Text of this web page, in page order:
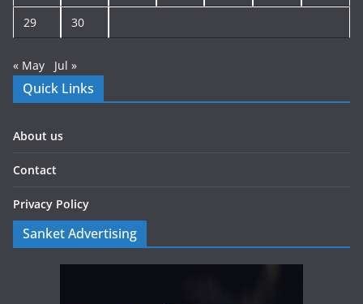
29 30
« May Jul »
Quick Links
About us
Contact
Privacy Policy
Sanket Advertising